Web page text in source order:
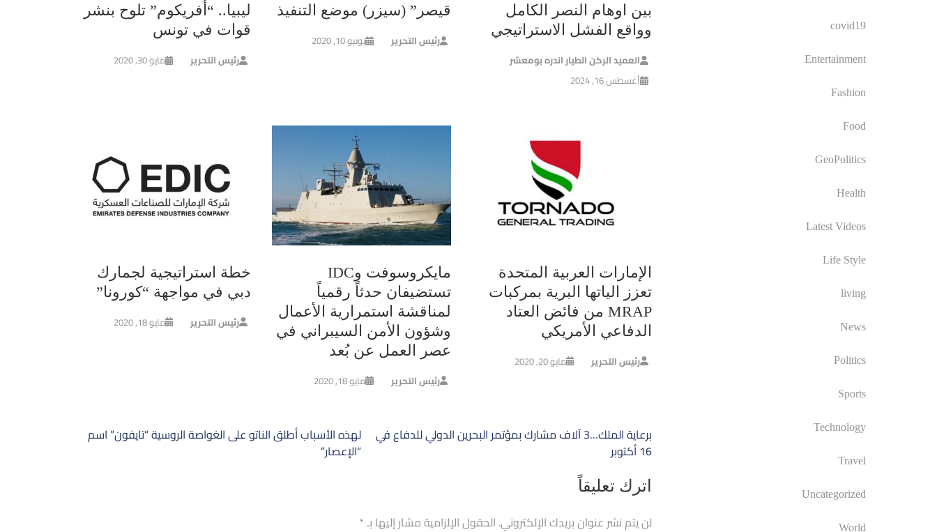
بين اوهام النصر الكامل
وواقع الفشل الاستراتيجي
العميد الركن الطيار اندره بومعشر
أغسطس 16, 2024
قيصر” (سيزر) موضع التنفيذ
رئيس التحرير يونيو 10, 2020
ليبيا.. “أفريكوم” تلوح بنشر
قوات في تونس
رئيس التحرير مايو 30, 2020
الإمارات العربية المتحدة
تعزز الياتها البرية بمركبات
MRAP من فائض العتاد
الدفاعي الأمريكي
رئيس التحرير مايو 20, 2020
مايكروسوفت وIDC
تستضيفان حدثاً رقمياً
لمناقشة استمرارية الأعمال
وشؤون الأمن السيبراني في
عصر العمل عن بُعد
رئيس التحرير مايو 18, 2020
خطة استراتيجية لجمارك
دبي في مواجهة “كورونا”
رئيس التحرير مايو 18, 2020
تصفّح
المقالات
لهذه الأسباب أطلق الناتو على الغواصة الروسية “تايفون” اسم
“الإعصار”
برعاية الملك…3 آلاف مشارك بمؤتمر البحرين الدولي للدفاع في
16 أكتوبر
اترك تعليقاً
لن يتم نشر عنوان بريدك الإلكتروني. الحقول الإلزامية مشار إليها بـ*
covid19
Entertainment
Fashion
Food
GeoPolitics
Health
Latest Videos
Life Style
living
News
Politics
Sports
Technology
Travel
Uncategorized
World